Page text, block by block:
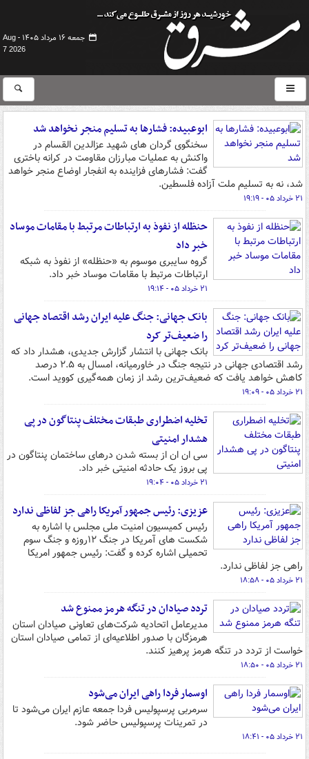
جمعه ۱۶ مرداد ۱۴۰۵ -
Aug
7 2026
ابوعبیده: فشارها به تسلیم منجر نخواهد شد
سخنگوی گردان های شهید عزالدین القسام در
واکنش به عملیات مبارزان مقاومت در کرانه باختری
گفت: فشارهای فزاینده به انفجار اوضاع منجر خواهد
شد، نه به تسلیم ملت آزاده فلسطین.
۲۱ خرداد ۰۵ - ۱۹:۱۹
حنظله از نفوذ به ارتباطات مرتبط با مقامات موساد
خبر داد
گروه سایبری موسوم به «حنظله» از نفوذ به شبکه
ارتباطات مرتبط با مقامات موساد خبر داد.
۲۱ خرداد ۰۵ - ۱۹:۱۴
بانک جهانی: جنگ علیه ایران رشد اقتصاد جهانی
را ضعیف‌تر کرد
بانک جهانی با انتشار گزارش جدیدی، هشدار داد که
رشد اقتصادی جهانی در نتیجه جنگ در خاورمیانه، امسال به ۲.۵ درصد
کاهش خواهد یافت که ضعیف‌ترین رشد از زمان همه‌گیری کووید است.
۲۱ خرداد ۰۵ - ۱۹:۰۹
تخلیه اضطراری طبقات مختلف پنتاگون در پی
هشدار امنیتی
سی ان ان از بسته شدن درهای ساختمان پنتاگون در
پی بروز یک حادثه امنیتی خبر داد.
۲۱ خرداد ۰۵ - ۱۹:۰۴
عزیزی: رئیس جمهور آمریکا راهی جز لفاظی ندارد
رئیس کمیسیون امنیت ملی مجلس با اشاره به
شکست های آمریکا در جنگ ۱۲روزه و جنگ سوم
تحمیلی اشاره کرده و گفت: رئیس جمهور امریکا
راهی جز لفاظی ندارد.
۲۱ خرداد ۰۵ - ۱۸:۵۸
تردد صیادان در تنگه هرمز ممنوع شد
مدیرعامل اتحادیه شرکت‌های تعاونی صیادان استان
هرمزگان با صدور اطلاعیه‌ای از تمامی صیادان استان
خواست از تردد در تنگه هرمز پرهیز کنند.
۲۱ خرداد ۰۵ - ۱۸:۵۰
اوسمار فردا راهی ایران می‌شود
سرمربی پرسپولیس فردا جمعه عازم ایران می‌شود تا
در تمرینات پرسپولیس حاضر شود.
۲۱ خرداد ۰۵ - ۱۸:۴۱